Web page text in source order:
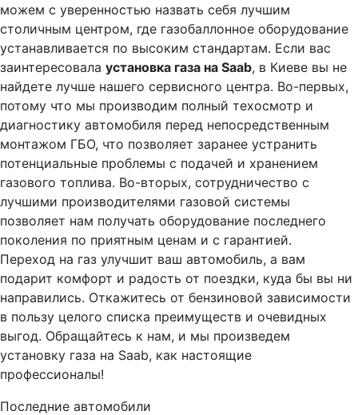
можем с уверенностью назвать себя лучшим
столичным центром, где газобаллонное оборудование
устанавливается по высоким стандартам. Если вас
заинтересовала установка газа на Saab, в Киеве вы не
найдете лучше нашего сервисного центра. Во-первых,
потому что мы производим полный техосмотр и
диагностику автомобиля перед непосредственным
монтажом ГБО, что позволяет заранее устранить
потенциальные проблемы с подачей и хранением
газового топлива. Во-вторых, сотрудничество с
лучшими производителями газовой системы
позволяет нам получать оборудование последнего
поколения по приятным ценам и с гарантией.
Переход на газ улучшит ваш автомобиль, а вам
подарит комфорт и радость от поездки, куда бы вы ни
направились. Откажитесь от бензиновой зависимости
в пользу целого списка преимуществ и очевидных
выгод. Обращайтесь к нам, и мы произведем
установку газа на Saab, как настоящие
профессионалы!
Последние автомобили